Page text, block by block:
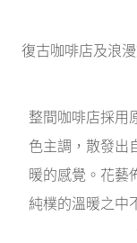
復古咖啡店及浪
整間咖啡店採用
色主調，散發出
暖的感覺。花藝
純樸的溫暖之中